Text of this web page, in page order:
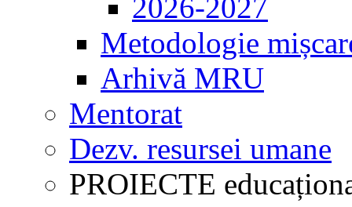
2026-2027
Metodologie
Arhivă MRU
Mentorat
Dezv. resursei umane
PROIECTE